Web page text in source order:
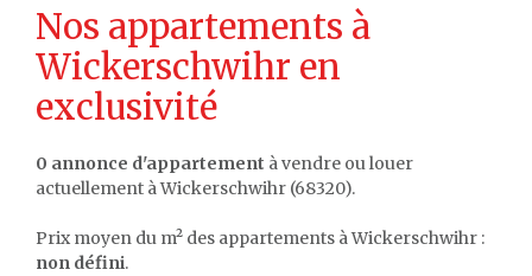
Nos appartements à
Wickerschwihr en
exclusivité
0 annonce d'appartement à vendre ou louer
actuellement à Wickerschwihr (68320).
Prix moyen du m² des appartements à Wickerschwihr :
non défini.